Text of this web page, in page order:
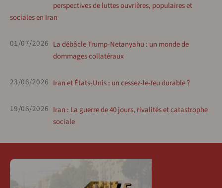
perspectives de luttes ouvrières, populaires et
sociales en Iran
01/07/2026 La débâcle Trump-Netanyahu : un monde de
dommages collatéraux
23/06/2026 Iran et États-Unis : un cessez-le-feu durable ?
19/06/2026 Iran : La guerre de 40 jours, rivalités et catastrophe
sociale